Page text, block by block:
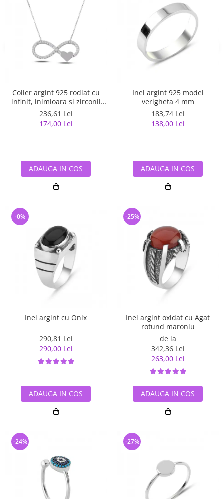
Colier argint 925 rodiat cu
infinit, inimioara si zirconii
albe - Infinite You CTU0067
236,61 Lei
174,00 Lei
ADAUGA IN COS
Inel argint 925 model
verigheta 4 mm
183,74 Lei
138,00 Lei
ADAUGA IN COS
Inel argint cu Onix
290,81 Lei
290,00 Lei
-0%
ADAUGA IN COS
Inel argint oxidat cu Agat
rotund maroniu
de la
342,36 Lei
263,00 Lei
-25%
ADAUGA IN COS
-24% -27%